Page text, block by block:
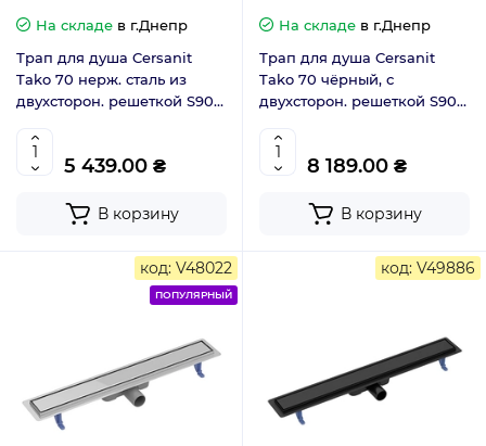
На складе в г.Днепр
Трап для душа Cersanit
Tako 70 нерж. сталь из
двухсторон. решеткой S907-
5 439.00 ₴
В корзину
На складе в г.Днепр
Трап для душа Cersanit
Tako 70 чёрный, с
двухсторон. решеткой S907-
8 189.00 ₴
В корзину
код: V48022
ПОПУЛЯРНЫЙ
код: V49886